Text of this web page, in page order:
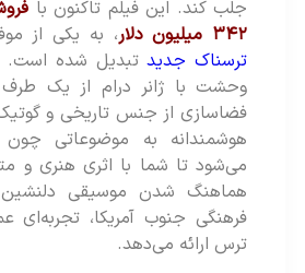
جلب کند. این فیلم تاکنون با
۳۴۲ میلیون دلار
، به یکی از
ترسناک جدیدتبدیل شده است.
وحشت با ژانر درام از یک
فضاسازی از جنس تاریخی و
هوشمندانه به موضوعاتی چون
می‌شود تا شما با اثری هنری و
هماهنگ شدن موسیقی
فرهنگی جنوب آمریکا، تجربه‌ای
ترس ارائه می‌دهد.